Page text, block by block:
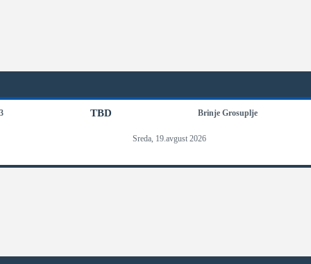
TBD Brinje Grosuplje
Sreda, 19.avgust 2026